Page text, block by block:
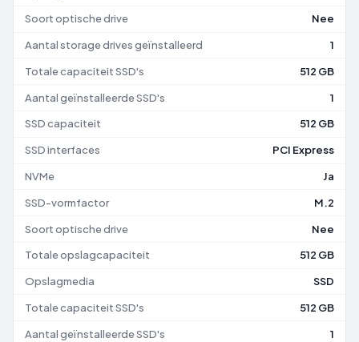
Soort optische drive Nee
Aantal storage drives geïnstalleerd 1
Totale capaciteit SSD's 512 GB
Aantal geïnstalleerde SSD's 1
SSD capaciteit 512 GB
SSD interfaces PCI Express
NVMe Ja
SSD-vormfactor M.2
Soort optische drive Nee
Totale opslagcapaciteit 512 GB
Opslagmedia SSD
Totale capaciteit SSD's 512 GB
Aantal geïnstalleerde SSD's 1